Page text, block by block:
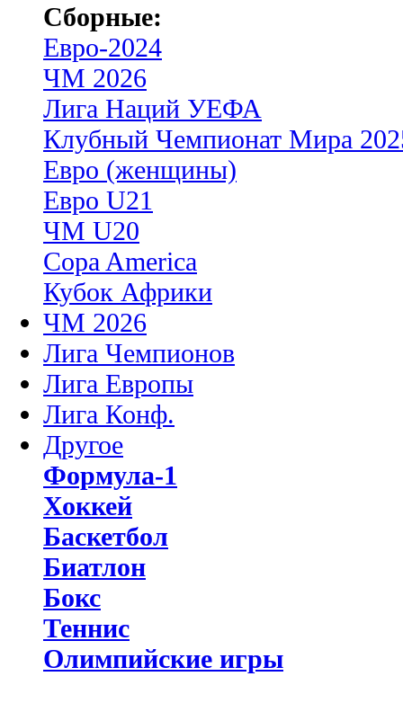
Сборные:
Евро-2024
ЧМ 2026
Лига Наций УЕФА
Клубный Чемпионат Мира
Евро (женщины)
Евро U21
ЧМ U20
Copa America
Кубок Африки
ЧМ 2026
Лига Чемпионов
Лига Европы
Лига Конф.
Другое
Формула-1
Хоккей
Баскетбол
Биатлон
Бокс
Теннис
Олимпийские игры